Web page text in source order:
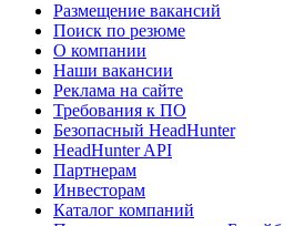
Размещение вакансий
Поиск по резюме
О компании
Наши вакансии
Реклама на сайте
Требования к ПО
Безопасный HeadHunter
HeadHunter API
Партнерам
Инвесторам
Каталог компаний